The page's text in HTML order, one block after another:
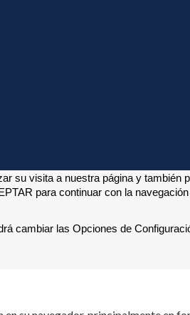
su visita a nuestra página y
para continuar con la
cambiar las Opciones de